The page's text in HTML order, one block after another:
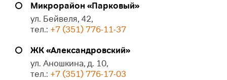
Микрорайон «Парковый»
ул. Бейвеля, 42,
тел.: +7 (351) 776-11-37
ЖК «Александровский»
ул. Аношкина, д. 10,
тел.: +7 (351) 776-17-03